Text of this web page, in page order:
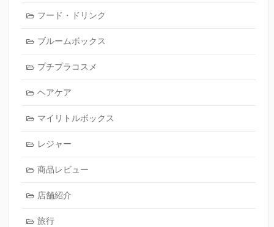
フード・ドリンク
ブルームボックス
プチプラコスメ
ヘアケア
マイリトルボックス
レジャー
商品レビュー
店舗紹介
旅行